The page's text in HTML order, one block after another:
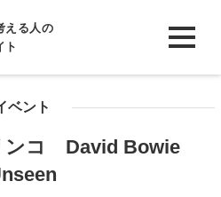
える人の
ト
ベント
ンコ David Bowie